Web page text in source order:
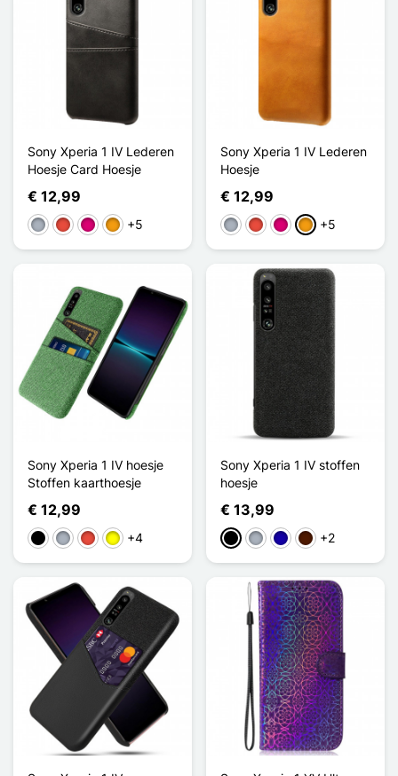
Sony Xperia 1 IV Lederen
Hoesje Card Hoesje
€ 12,99
GrijsRoodMagenta
Oranje
+5
Sony Xperia 1 IV Lederen
Hoesje
€ 12,99
GrijsRoodMagenta
Oranje
+5
Sony Xperia 1 IV hoesje
Stoffen kaarthoesje
€ 12,99
ZwartGrijsRoodGeel+4
Sony Xperia 1 IV stoffen
hoesje
€ 13,99
ZwartGrijsDonkerblauw
Donkerbruin
+2